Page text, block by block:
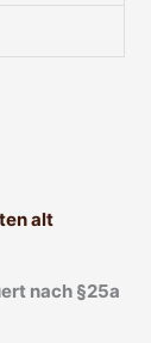
nach §25a